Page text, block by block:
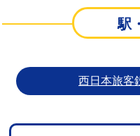
駅
西日本旅客